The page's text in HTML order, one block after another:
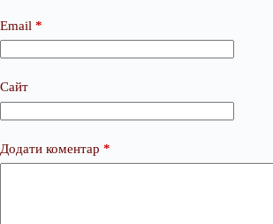
Email *
Сайт
Додати коментар *